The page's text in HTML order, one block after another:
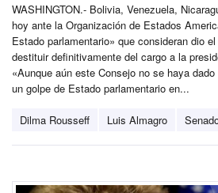
WASHINGTON.- Bolivia, Venezuela,
hoy ante la Organización de Estados
Estado parlamentario» que consideran dio
destituir definitivamente del cargo a la
«Aunque aún este Consejo no se haya
un golpe de Estado parlamentario en...
Dilma Rousseff Luis Almagro